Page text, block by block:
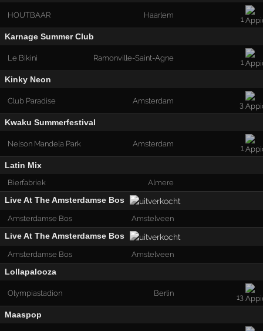
HOUTBAAR Haarlem 1
Karnage Summer Club
Le Bikini Ramonville-Saint-Agne 1
Kinky Neon
Club Paradise Amsterdam 3
Kwaku Summerfestival
Nelson Mandela Park Amsterdam 1
Latin Mix
Bierfabriek Almere
Live At The Amsterdamse Bos
Amsterdamse Bos Amstelveen
Live At The Amsterdamse Bos
Amsterdamse Bos Amstelveen
Lollapalooza
Olympiastadion Berlin 13
Maaspop